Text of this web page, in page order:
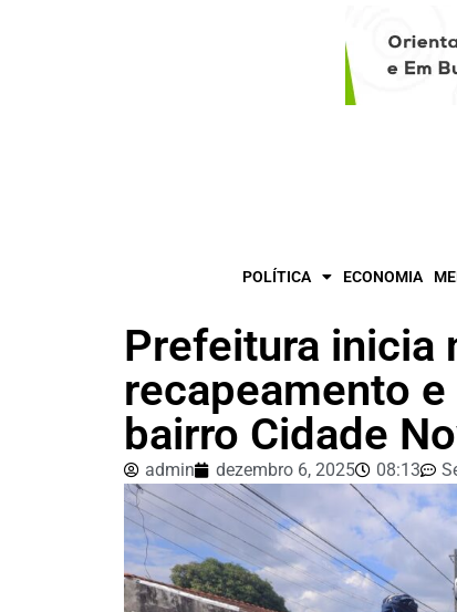
POLÍTICA ECONOMIA
Prefeitura inicia
recapeamento
bairro Cidade
admin dezembro 6, 2025 08:13